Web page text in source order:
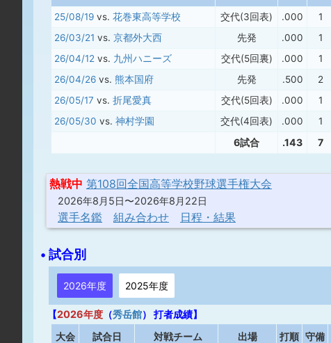
25/08/19 vs. 花巻東高等学校 交代(3回表) .000 1
26/03/21 vs. 京都外大西 先発 .000 1
26/04/12 vs. 九州ハニーズ 交代(5回裏) .000 1
26/04/26 vs. 熊本国府 先発 .500 2
26/05/17 vs. 折尾愛真 交代(5回表) .000 1
26/05/30 vs. 神村学園 交代(4回表) .000 1
6試合 .143 7
熱戦中 第108回全国高等学校野球選手権大会
2026年8月5日〜2026年8月22日
選手名鑑 組み合わせ 日程・結果
• 試合別
2026年度 2025年度
【2026年度 （秀岳館） 打者成績】
大会 試合日 対戦チーム 出場 打順 守備